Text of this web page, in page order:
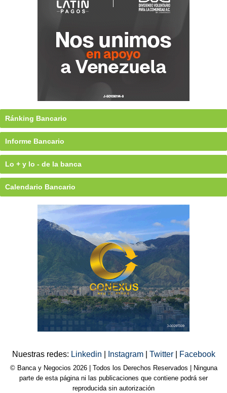
Ránking Bancario
Informe Bancario
Lo + y lo - de la banca
Calendario Bancario
Nuestras redes: Linkedin Instagram Twitter Facebook
© Banca y Negocios 2026 | Todos los Derechos Reservados | Ninguna
parte de esta página ni las publicaciones que contiene podrá ser
reproducida sin autorización